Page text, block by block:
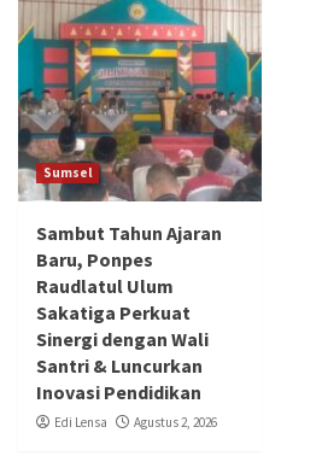
Sumsel
Sambut Tahun Ajaran
Baru, Ponpes
Raudlatul Ulum
Sakatiga Perkuat
Sinergi dengan Wali
Santri & Luncurkan
Inovasi Pendidikan
Edi Lensa Agustus 2, 2026